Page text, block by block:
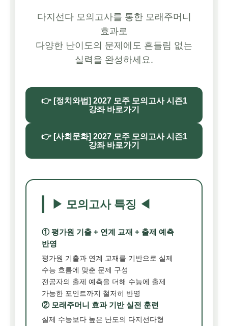
다지선다 모의고사를 통한 모래주머니
효과로
다양한 난이도의 문제에도 흔들림 없는
실력을 완성하세요.
👉 [정치와법] 2027 모주 모의고사 시즌1
강좌 바로가기
👉 [사회문화] 2027 모주 모의고사 시즌1
강좌 바로가기
▶ 모의고사 특징 ◀
① 평가원 기출 + 연계 교재 + 출제 예측
반영
평가원 기출과 연계 교재를 기반으로 실제
수능 흐름에 맞춘 문제 구성
전공자의 출제 예측을 더해 수능에 출제
가능한 포인트까지 철저히 반영
② 모래주머니 효과 기반 실전 훈련
실제 수능보다 높은 난도의 다지선다형